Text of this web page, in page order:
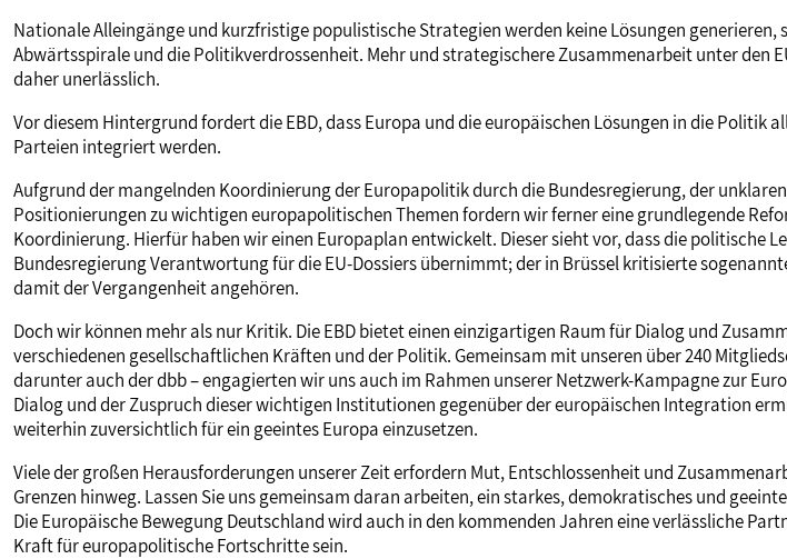
Nationale Alleingänge und kurzfristige populistische Strategien werden keine Lösungen generieren,
Abwärtsspirale und die Politikverdrossenheit. Mehr und strategischere Zusammenarbeit unter den
daher unerlässlich.
Vor diesem Hintergrund fordert die EBD, dass Europa und die europäischen Lösungen in die Politik
Parteien integriert werden.
Aufgrund der mangelnden Koordinierung der Europapolitik durch die Bundesregierung, der
Positionierungen zu wichtigen europapolitischen Themen fordern wir ferner eine grundlegende
Koordinierung. Hierfür haben wir einen Europaplan entwickelt. Dieser sieht vor, dass die politische
Bundesregierung Verantwortung für die EU-Dossiers übernimmt; der in Brüssel kritisierte
damit der Vergangenheit angehören.
Doch wir können mehr als nur Kritik. Die EBD bietet einen einzigartigen Raum für Dialog und
verschiedenen gesellschaftlichen Kräften und der Politik. Gemeinsam mit unseren über 240
darunter auch der dbb – engagierten wir uns auch im Rahmen unserer Netzwerk-Kampagne zur
Dialog und der Zuspruch dieser wichtigen Institutionen gegenüber der europäischen Integration
weiterhin zuversichtlich für ein geeintes Europa einzusetzen.
Viele der großen Herausforderungen unserer Zeit erfordern Mut, Entschlossenheit und
Grenzen hinweg. Lassen Sie uns gemeinsam daran arbeiten, ein starkes, demokratisches und
Die Europäische Bewegung Deutschland wird auch in den kommenden Jahren eine verlässliche
Kraft für europapolitische Fortschritte sein.